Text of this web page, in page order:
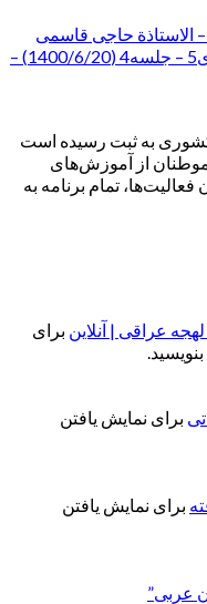
آموزش لهجه عراقی(ویژه اربعین)- مبتدی5 – جلسه4 (1400/6/20) –
به ثبت رسیده است
از آموزش‌های
تمام برنامه به
عراقی | آنلاین برای
برای نمایش یافتن
برای نمایش یافتن
عربی”